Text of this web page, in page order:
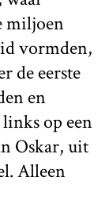
miljoen
vormden,
de eerste
en
op een
Oskar, uit
Alleen